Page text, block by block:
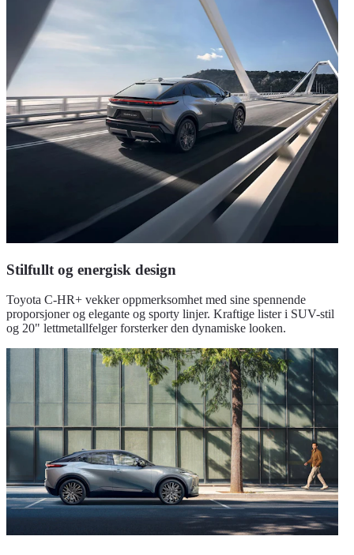
Stilfullt og energisk design
Toyota C-HR+ vekker oppmerksomhet med sine spennende
proporsjoner og elegante og sporty linjer. Kraftige lister i SUV-stil
og 20" lettmetallfelger forsterker den dynamiske looken.